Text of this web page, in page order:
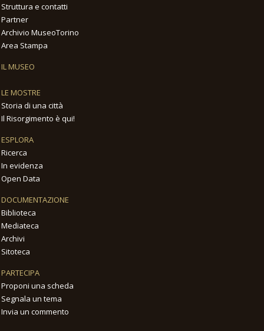
Struttura e contatti
Partner
Archivio MuseoTorino
Area Stampa
IL MUSEO
LE MOSTRE
Storia di una città
Il Risorgimento è qui!
ESPLORA
Ricerca
In evidenza
Open Data
DOCUMENTAZIONE
Biblioteca
Mediateca
Archivi
Sitoteca
PARTECIPA
Proponi una scheda
Segnala un tema
Invia un commento